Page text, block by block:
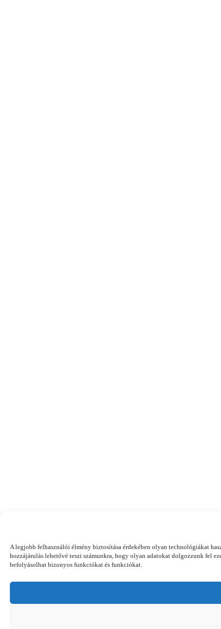
A legjobb felhasználói élmény biztosítása érdekében olyan technológiákat
hozzájárulás lehetővé teszi számunkra, hogy olyan adatokat dolgozzunk fel
befolyásolhat bizonyos funkciókat és funkciókat.